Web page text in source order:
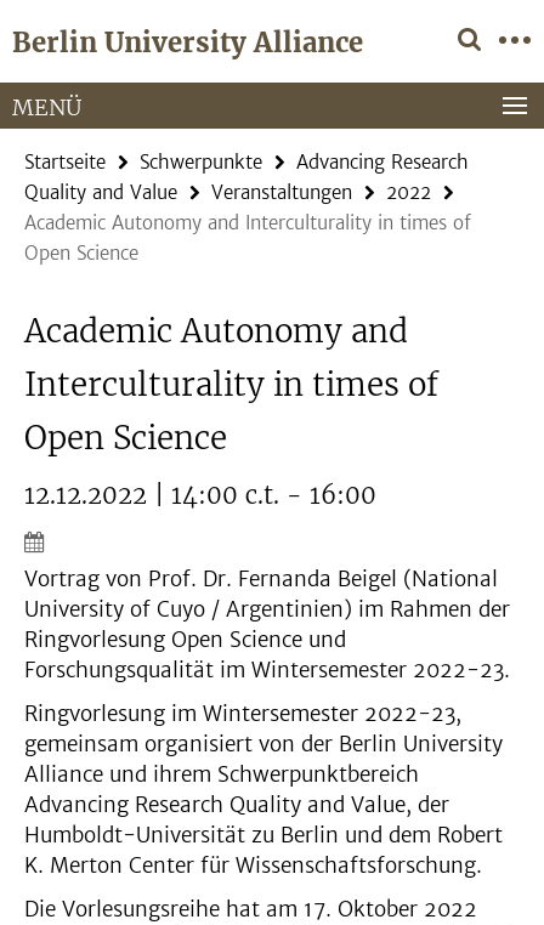
direkt
Inhalt
Berlin University Alliance
Service-
Navigation
MENÜ
Startseite Schwerpunkte
Advancing Research
Quality and Value
Veranstaltungen
2022
Academic Autonomy and Interculturality in times of
Open Science
Academic Autonomy and
Interculturality in times of
Open Science
12.12.2022 | 14:00 c.t. - 16:00
Vortrag von Prof. Dr. Fernanda Beigel (National
University of Cuyo / Argentinien) im Rahmen der
Ringvorlesung Open Science und
Forschungsqualität im Wintersemester 2022-23.
Ringvorlesung im Wintersemester 2022-23,
gemeinsam organisiert von der Berlin University
Alliance und ihrem Schwerpunktbereich
Advancing Research Quality and Value, der
Humboldt-Universität zu Berlin und dem Robert
K. Merton Center für Wissenschaftsforschung.
Die Vorlesungsreihe hat am 17. Oktober 2022